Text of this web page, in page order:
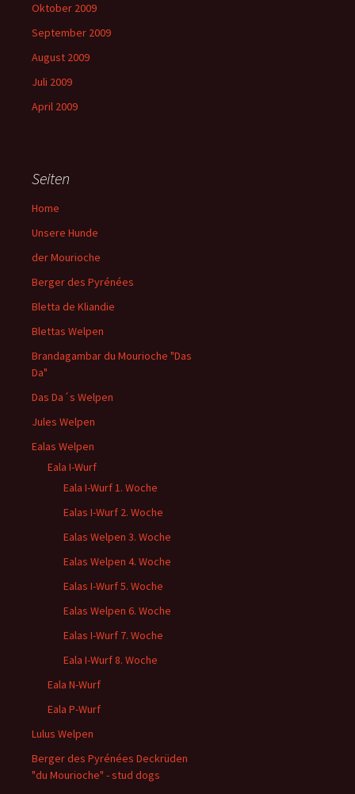
Oktober 2009
September 2009
August 2009
Juli 2009
April 2009
Seiten
Home
Unsere Hunde
der Mourioche
Berger des Pyrénées
Bletta de Kliandie
Blettas Welpen
Brandagambar du Mourioche "Das
Da"
Das Da´s Welpen
Jules Welpen
Ealas Welpen
Eala I-Wurf
Eala I-Wurf 1. Woche
Ealas I-Wurf 2. Woche
Ealas Welpen 3. Woche
Ealas Welpen 4. Woche
Ealas I-Wurf 5. Woche
Ealas Welpen 6. Woche
Ealas I-Wurf 7. Woche
Eala I-Wurf 8. Woche
Eala N-Wurf
Eala P-Wurf
Lulus Welpen
Berger des Pyrénées Deckrüden
"du Mourioche" - stud dogs